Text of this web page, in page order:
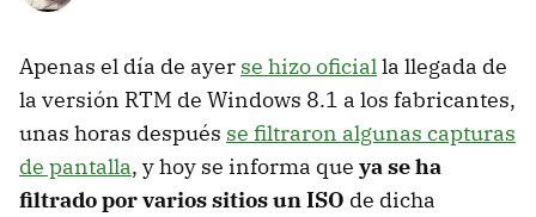
Apenas el día de ayer se hizo oficialla llegada de
la versión RTM de Windows 8.1 a los fabricantes,
unas horas después se filtraron algunas capturas
de pantalla, y hoy se informa que ya se ha
filtrado por varios sitios un ISO de dicha